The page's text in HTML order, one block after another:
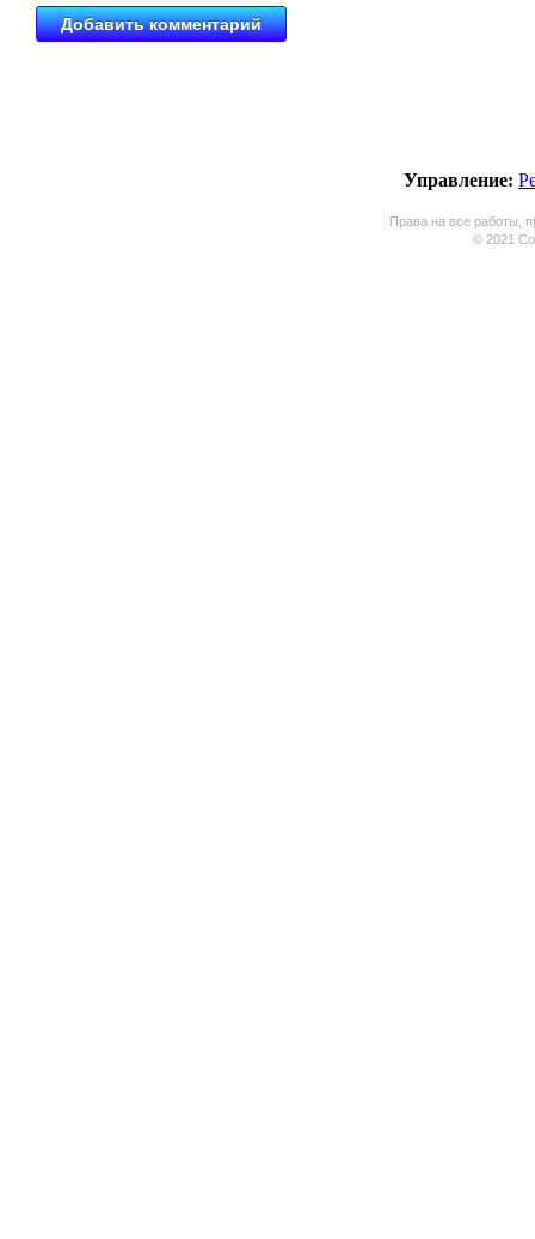
Управление:
Права на все работы,
© 2021